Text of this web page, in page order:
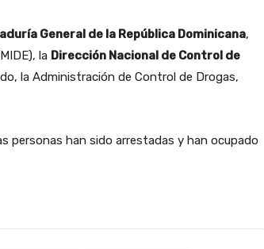
General de la República Dominicana,
la Dirección Nacional de Control de
la Administración de Control de Drogas,
personas han sido arrestadas y han ocupado